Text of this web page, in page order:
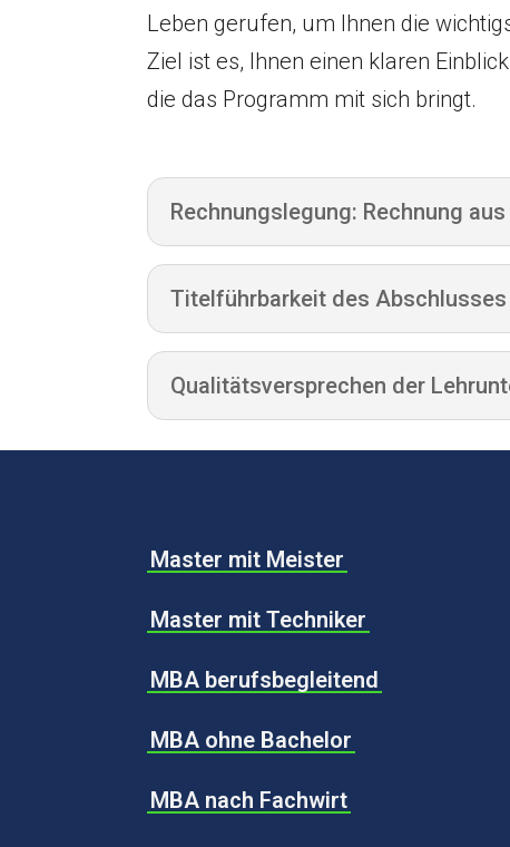
Leben gerufen, um Ihnen die
Ziel ist es, Ihnen einen klaren
die das Programm mit sich bringt.
Rechnungslegung: Rechnung
Titelführbarkeit des Abschlusses
Qualitätsversprechen der
Master mit Meister
Master mit Techniker
MBA berufsbegleitend
MBA ohne Bachelor
MBA nach Fachwirt